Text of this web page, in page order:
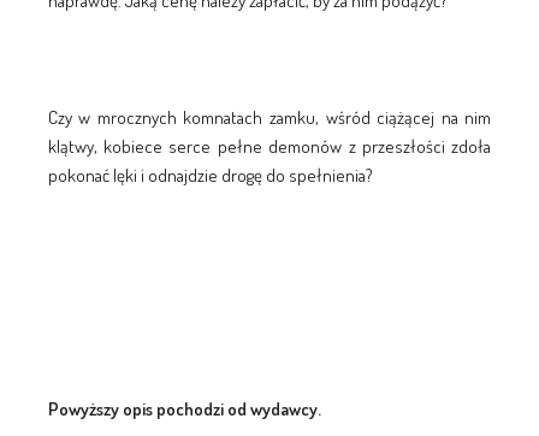
Czy w mrocznych komnatach zamku, wśród ciążącej na nim
klątwy, kobiece serce pełne demonów z przeszłości zdoła
pokonać lęki i odnajdzie drogę do spełnienia?
Powyższy opis pochodzi od wydawcy.